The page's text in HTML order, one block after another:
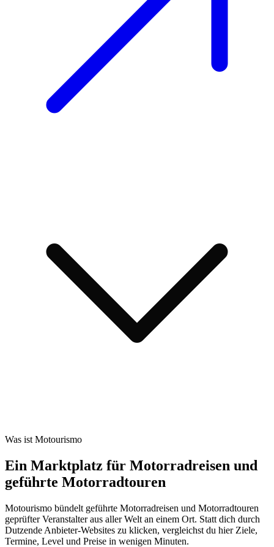
Was ist Motourismo
Ein Marktplatz für Motorradreisen und
geführte Motorradtouren
Motourismo bündelt geführte Motorradreisen und Motorradtouren
geprüfter Veranstalter aus aller Welt an einem Ort. Statt dich durch
Dutzende Anbieter-Websites zu klicken, vergleichst du hier Ziele,
Termine, Level und Preise in wenigen Minuten.